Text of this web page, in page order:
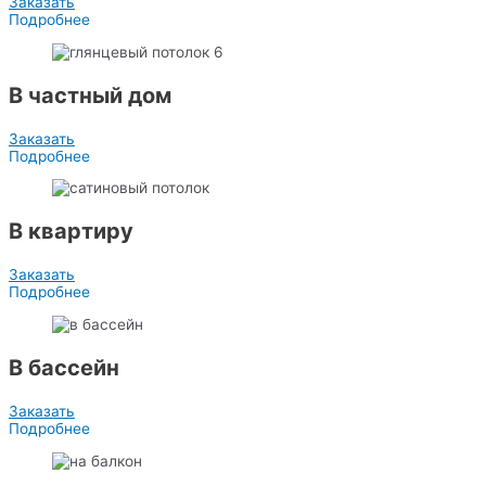
Подробнее
В частный дом
Заказать
Подробнее
В квартиру
Заказать
Подробнее
В бассейн
Заказать
Подробнее